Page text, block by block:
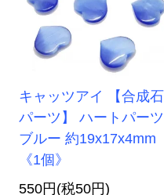
キャッツアイ 【合成石
パーツ】 ハートパーツ
ブルー 約19x17x4mm
《1個》
550円(税50円)